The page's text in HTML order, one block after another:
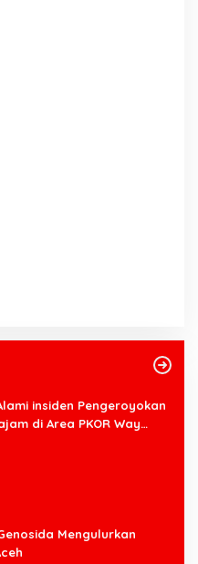
insiden Pengeroyokan
di Area PKOR Way
Mengulurkan